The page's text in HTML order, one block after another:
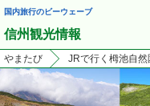
国内旅行のビーウェーブ
信州観光情報
ビーウェーブTOP
やまたび JRで行く栂池自